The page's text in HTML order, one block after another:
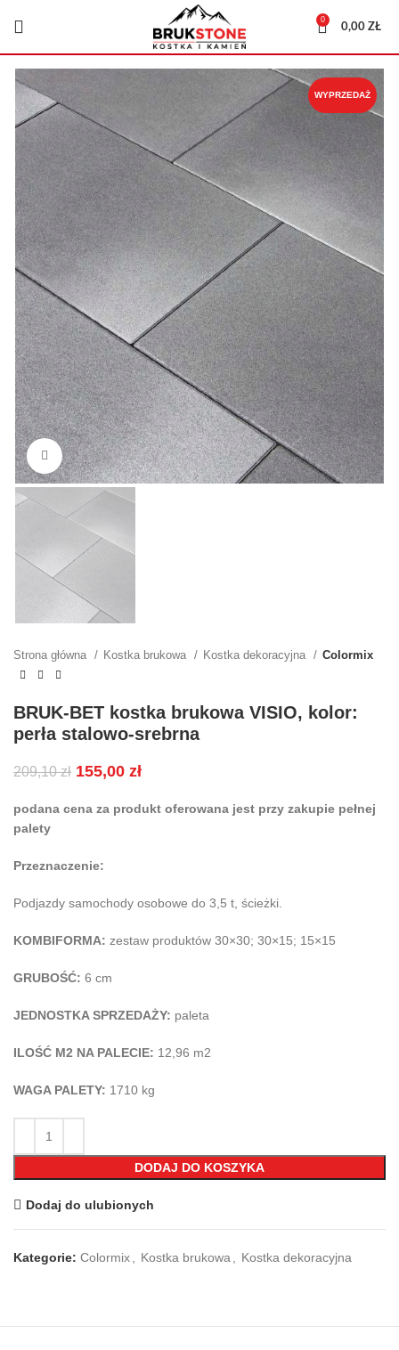
0
0,00ZŁ
WYPRZEDAŻ
Kliknij, aby powiększyć
Strona główna Kostka brukowa Kostka dekoracyjna Colormix
BRUK-BET kostka brukowa VISIO, kolor:
perła stalowo-srebrna
209,10zł 155,00 zł
podana cena za produkt oferowana jest przy zakupie pełnej
palety
Przeznaczenie:
Podjazdy samochody osobowe do 3,5 t, ścieżki.
KOMBIFORMA: zestaw produktów 30×30; 30×15; 15×15
GRUBOŚĆ: 6 cm
JEDNOSTKA SPRZEDAŻY: paleta
ILOŚĆ M2 NA PALECIE: 12,96 m2
WAGA PALETY: 1710 kg
DODAJ DO KOSZYKA
Dodaj do ulubionych
Kategorie: Colormix, Kostka brukowa, Kostka dekoracyjna